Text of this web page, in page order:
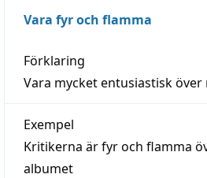
Vara fyr och flamma
Förklaring
Vara mycket entusiastisk över
Exempel
Kritikerna är fyr och flamma
albumet